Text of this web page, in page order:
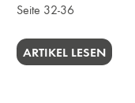
Seite 32-36
ARTIKEL LESEN